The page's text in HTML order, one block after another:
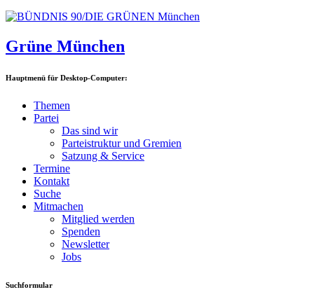
Grüne München
Hauptmenü für Desktop-Computer:
Themen
Partei
Das sind wir
Parteistruktur und Gremien
Satzung & Service
Termine
Kontakt
Suche
Mitmachen
Mitglied werden
Spenden
Newsletter
Jobs
Suchformular